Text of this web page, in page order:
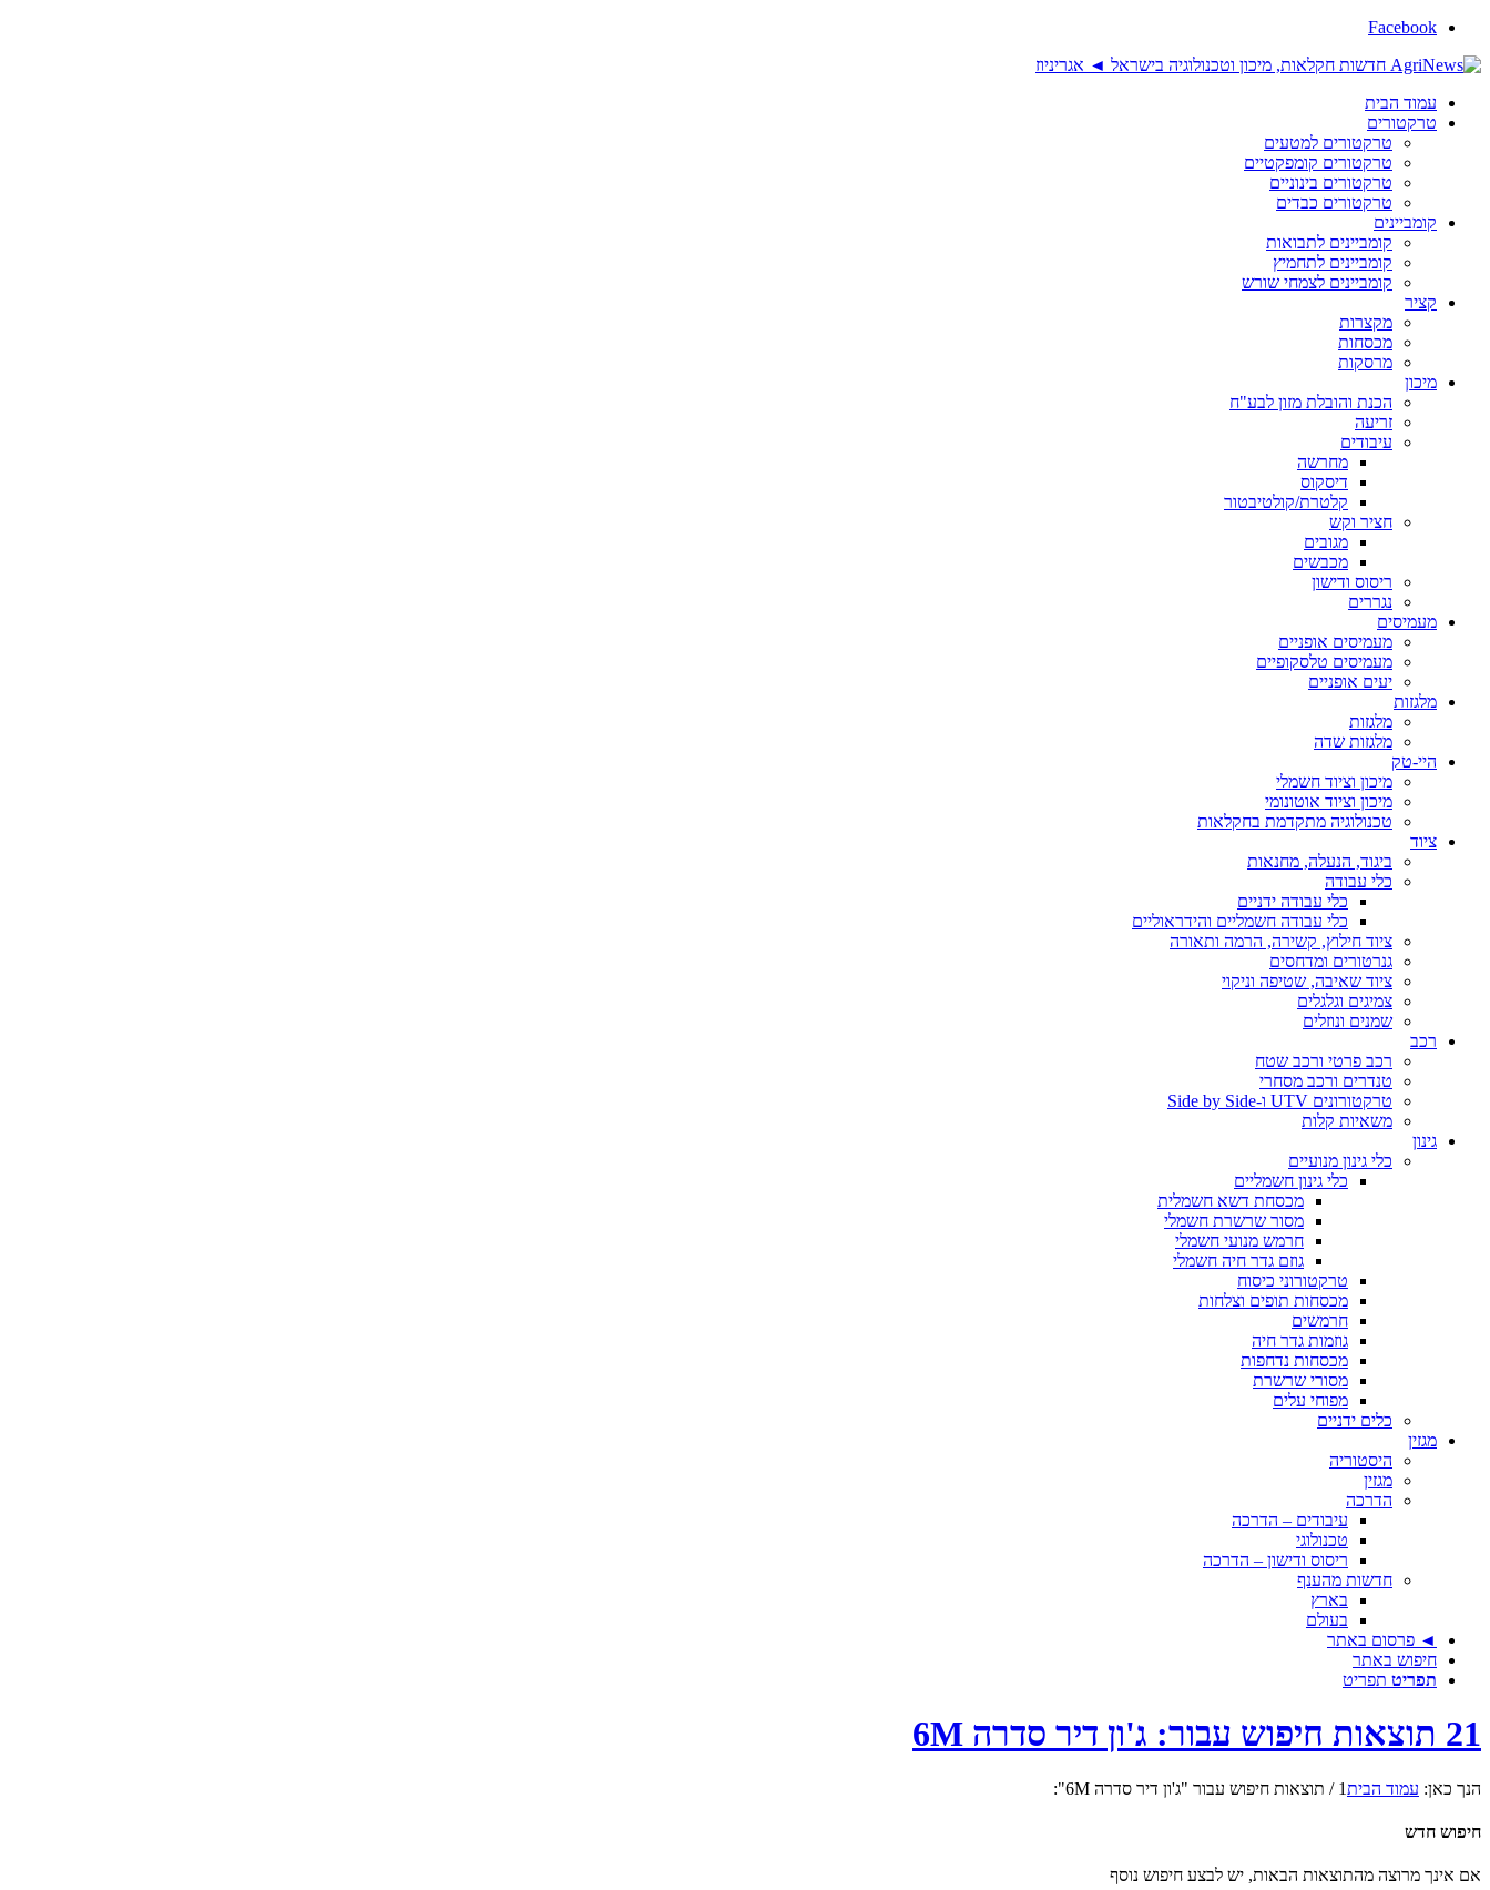
Facebook
עמוד הבית
טרקטורים
טרקטורים למטעים
טרקטורים קומפקטיים
טרקטורים בינוניים
טרקטורים כבדים
קומביינים
קומביינים לתבואות
קומביינים לתחמיץ
קומביינים לצמחי שורש
קציר
מקצרות
מכסחות
מרסקות
מיכון
הכנת והובלת מזון לבע"ח
זריעה
עיבודים
מחרשה
דיסקוס
קלטרת/קולטיבטור
חציר וקש
מגובים
מכבשים
ריסוס ודישון
נגררים
מעמיסים
מעמיסים אופניים
מעמיסים טלסקופיים
יעים אופניים
מלגזות
מלגזות
מלגזות שדה
היי-טק
מיכון וציוד חשמלי
מיכון וציוד אוטונומי
טכנולוגיה מתקדמת בחקלאות
ציוד
ביגוד, הנעלה, מחנאות
כלי עבודה
כלי עבודה ידניים
כלי עבודה חשמליים והידראוליים
ציוד חילוץ, קשירה, הרמה ותאורה
גנרטורים ומדחסים
ציוד שאיבה, שטיפה וניקוי
צמיגים וגלגלים
שמנים ונוזלים
רכב
רכב פרטי ורכב שטח
טנדרים ורכב מסחרי
טרקטורונים UTV ו-Side by Side
משאיות קלות
גינון
כלי גינון מנועיים
כלי גינון חשמליים
מכסחת דשא חשמלית
מסור שרשרת חשמלי
חרמש מנועי חשמלי
גוזם גדר חיה חשמלי
טרקטורוני כיסוח
מכסחות תופים וצלחות
חרמשים
גוזמות גדר חיה
מכסחות נדחפות
מסורי שרשרת
מפוחי עלים
כלים ידניים
מגזין
היסטוריה
מגזין
הדרכה
עיבודים – הדרכה
טכנולוגי
ריסוס ודישון – הדרכה
חדשות מהענף
בארץ
בעולם
◄ פרסום באתר
חיפוש באתר
תפריט תפריט
21 תוצאות חיפוש עבור: ג'ון דיר סדרה 6M
הנך כאן: עמוד הבית1
/ תוצאות חיפוש עבור "ג'ון דיר סדרה 6M":
חיפוש חדש
אם אינך מרוצה מהתוצאות הבאות, יש לבצע חיפוש נוסף